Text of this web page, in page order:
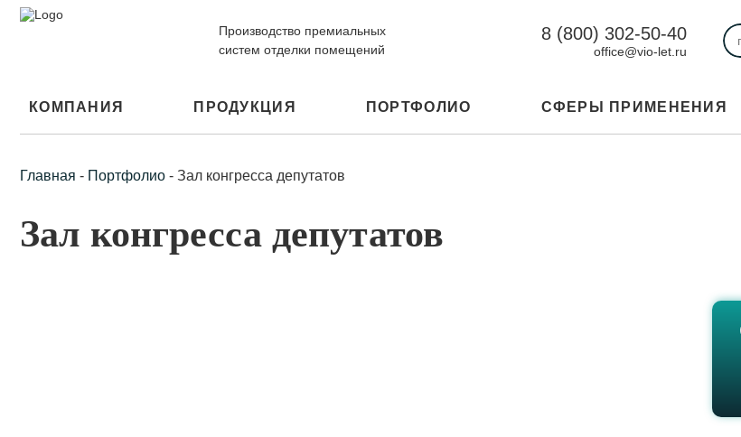
Производство премиальных
систем отделки помещений
8 (800) 302-50-40
office@vio-let.ru
КОМПАНИЯ ПРОДУКЦИЯ ПОРТФОЛИО СФЕРЫ ПРИМЕНЕНИЯ
Главная - Портфолио - Зал конгресса депутатов
Зал конгресса депутатов